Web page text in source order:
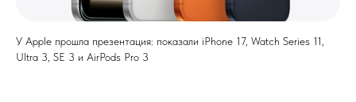
У Apple прошла презентация: показали iPhone 17, Watch Series 11,
Ultra 3, SE 3 и AirPods Pro 3